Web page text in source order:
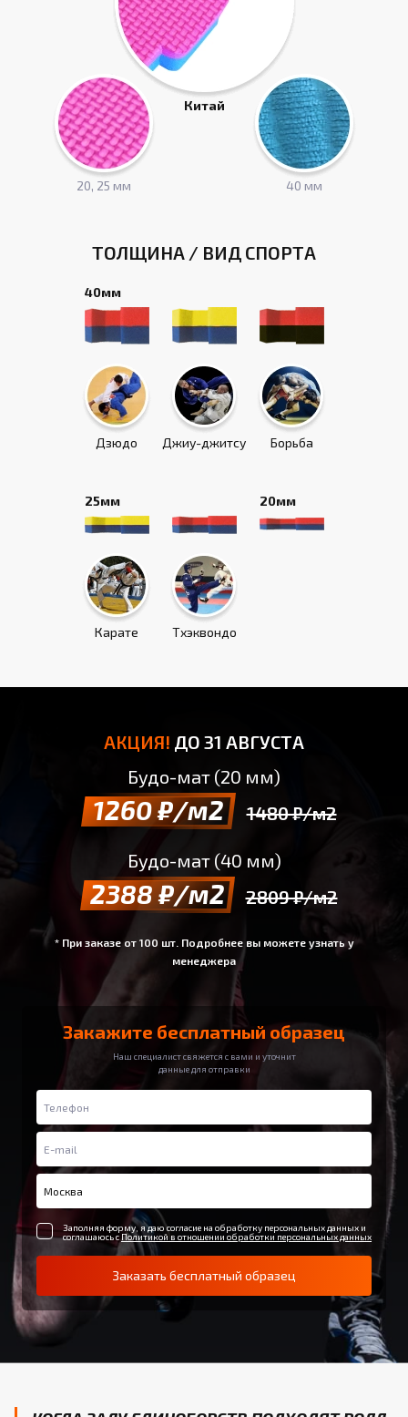
Китай
20, 25 мм 40 мм
ТОЛЩИНА / ВИД СПОРТА
40мм
Дзюдо Джиу-джитсу Борьба
25мм 20мм
Карате Тхэквондо
АКЦИЯ! ДО 31 АВГУСТА
Будо-мат (20 мм)
1260 ₽/м2 1480 ₽/м2
Будо-мат (40 мм)
2388 ₽/м2 2809 ₽/м2
* При заказе от 100 шт. Подробнее вы можете узнать у
менеджера
Закажите бесплатный образец
Наш специалист свяжется с вами и уточнит
данные для отправки
Заполняя форму, я даю согласие на обработку персональных данных и
соглашаюсь сПолитикой в отношении обработки персональных данных
Заказать бесплатный образец